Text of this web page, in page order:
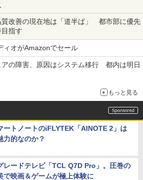
質改善の現在地は「道半ば」 都市部に優先
指す
ィオがAmazonでセール
アの障害、原因はシステム移行 都内は明日
もっと見る
ートノートのiFLYTEK「AINOTE 2」は
力的なのか？
レードテレビ「TCL Q7D Pro」。圧巻の
で映画＆ゲームが極上体験に